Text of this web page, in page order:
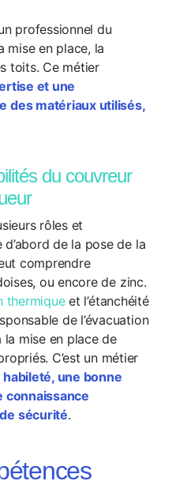
professionnel du
mise en place, la
toits. Ce métier
et une
des matériaux utilisés,
du couvreur
rôles et
d’abord de la pose de la
comprendre
ou encore de zinc.
thermiqueet l’étanchéité
de l’évacuation
mise en place de
C’est un métier
une bonne
connaissance
sécurité.